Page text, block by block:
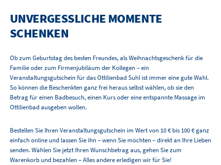
UNVERGESSLICHE MOMENTE
SCHENKEN
Ob zum Geburtstag des besten Freundes, als Weihnachtsgeschenk für die
Familie oder zum Firmenjubiläum der Kollegen – ein
Veranstaltungsgutschein für das Ottilienbad Suhl ist immer eine gute Wahl.
So können die Beschenkten ganz frei heraus selbst wählen, ob sie den
Betrag für einen Badbesuch, einen Kurs oder eine entspannte Massage im
Ottilienbad ausgeben wollen.
Bestellen Sie Ihren Veranstaltungsgutschein im Wert von 10 € bis 100 € ganz
einfach online und lassen Sie ihn – wenn Sie möchten – direkt an Ihre Lieben
senden. Wählen Sie jetzt Ihren Wunschbetrag aus, gehen Sie zum
Warenkorb und bezahlen – Alles andere erledigen wir für Sie!